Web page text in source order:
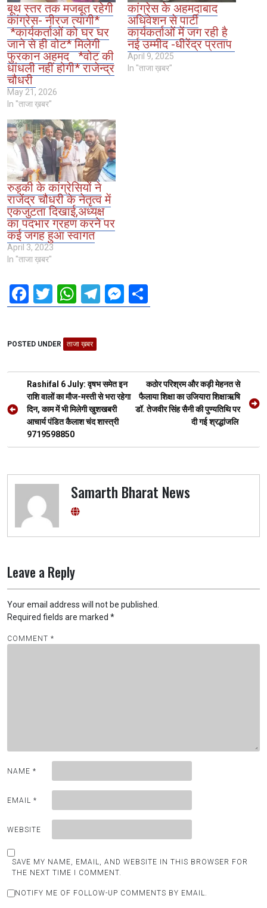
बूथ स्तर तक मजबूत रहेगी
कांग्रेस- नीरज त्यागी*
*कार्यकर्ताओं को घर घर
जाने से ही वोट* मिलेगी
फुरकान अहमद *वोट की
धांधली नहीं होगी* राजेन्द्र
चौधरी
May 21, 2026
In "ताजा ख़बर"
कांग्रेस के अहमदाबाद
अधिवेशन से पार्टी
कार्यकर्ताओं में जग रही है
नई उम्मीद -धीरेंद्र प्रताप
April 9, 2025
In "ताजा ख़बर"
रुड़की के कांग्रेसियों ने
राजेंद्र चौधरी के नेतृत्व में
एकजुटता दिखाई,अध्यक्ष
का पदभार ग्रहण करने पर
कई जगह हुआ स्वागत
April 3, 2023
In "ताजा ख़बर"
F
a
b
o
o
k
T
wi
tt
er
W
h
at
s
A
p
p
T
el
a
m
M
es
g
er
h
POSTED UNDER ताजा ख़बर
Post
navigation
Rashifal 6 July: वृषभ समेत इन
राशि वालों का मौज-मस्ती से भरा रहेगा
दिन, काम में भी मिलेगी खुशखबरी
आचार्य पंडित कैलाश चंद शास्त्री
9719598850
कठोर परिश्रम और कड़ी मेहनत से
फैलाया शिक्षा का उजियारा शिक्षाऋषि
डॉ. तेजवीर सिंह सैनी की पुण्यतिथि पर
दी गई श्रद्धांजलि
Samarth Bharat News
Leave a Reply
Your email address will not be published.
Required fields are marked *
COMMENT *
NAME *
EMAIL *
WEBSITE
SAVE MY NAME, EMAIL, AND WEBSITE IN THIS BROWSER FOR
THE NEXT TIME I COMMENT.
NOTIFY ME OF FOLLOW-UP COMMENTS BY EMAIL.